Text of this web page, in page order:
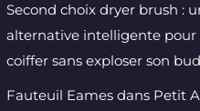
Second choix dryer brush :
alternative intelligente pour
coiffer sans exploser son
Fauteuil Eames dans Petit